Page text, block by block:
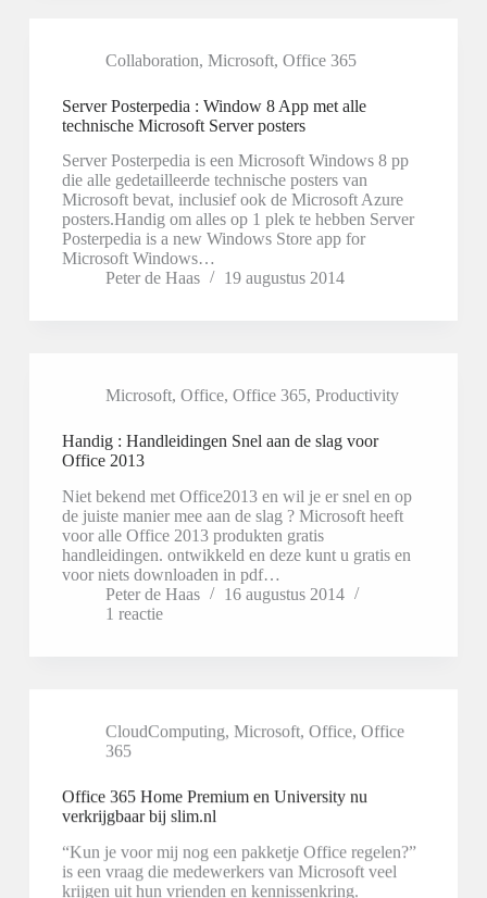
Collaboration, Microsoft, Office 365
Server Posterpedia : Window 8 App met alle
technische Microsoft Server posters
Server Posterpedia is een Microsoft Windows 8 pp
die alle gedetailleerde technische posters van
Microsoft bevat, inclusief ook de Microsoft Azure
posters.Handig om alles op 1 plek te hebben Server
Posterpedia is a new Windows Store app for
Microsoft Windows…
Peter de Haas
19 augustus 2014
Microsoft, Office, Office 365, Productivity
Handig : Handleidingen Snel aan de slag voor
Office 2013
Niet bekend met Office2013 en wil je er snel en op
de juiste manier mee aan de slag ? Microsoft heeft
voor alle Office 2013 produkten gratis
handleidingen. ontwikkeld en deze kunt u gratis en
voor niets downloaden in pdf…
Peter de Haas
16 augustus 2014
1 reactie
CloudComputing, Microsoft, Office, Office
365
Office 365 Home Premium en University nu
verkrijgbaar bij slim.nl
“Kun je voor mij nog een pakketje Office regelen?”
is een vraag die medewerkers van Microsoft veel
krijgen uit hun vrienden en kennissenkring.